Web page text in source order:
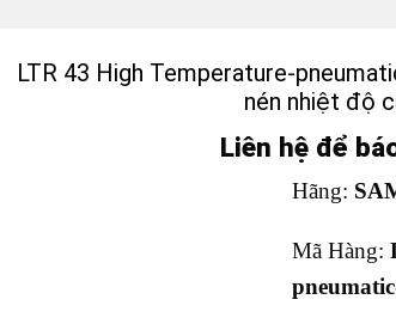
LTR 43 High Temperature-
nén nhiệt độ
Liên hệ để
Hãng:
Mã Hàng: